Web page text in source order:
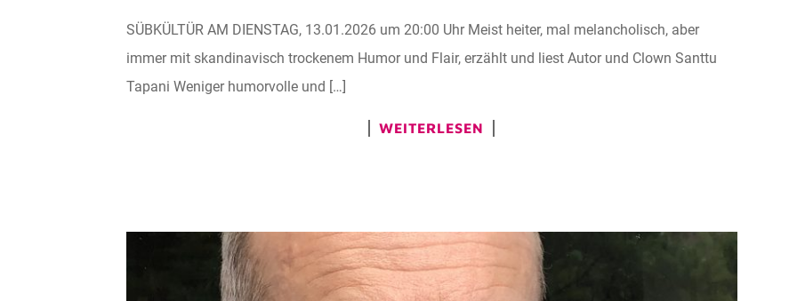
SÜBKÜLTÜR AM DIENSTAG, 13.01.2026 um 20:00 Uhr Meist heiter, mal melancholisch, aber
immer mit skandinavisch trockenem Humor und Flair, erzählt und liest Autor und Clown Santtu
Tapani Weniger humorvolle und […]
WEITERLESEN